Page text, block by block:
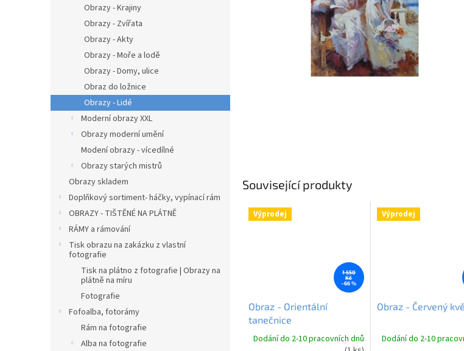
Obrazy - Krajiny
Obrazy - Zvířata
Obrazy - Akty
Obrazy - Moře a lodě
Obrazy - Domy, ulice
Obraz do ložnice
Obrazy - Lidé
Moderní obrazy XXL
Obrazy moderní umění
Modení obrazy - vícedílné
Obrazy starých mistrů
Obrazy skladem
Doplňkový sortiment- háčky, vypínací rám
OBRAZY - TIŠTĚNÉ NA PLÁTNĚ
RÁMY a rámování
Tisk obrazu na zakázku z vlastní
fotografie
Tisk na plátno z fotografie | Obrazy na
plátně na míru
Fotografie
Fofoalba, fotorámy
Rám na fotografie
Alba na fotografie
Související produkty
Výprodej
1 550
Kč
–66 %
Obraz - Orientální
tanečnice
Dodání do 2-10 pracovních dnů
Výprodej
Obraz - Červený
Dodání do 2-10